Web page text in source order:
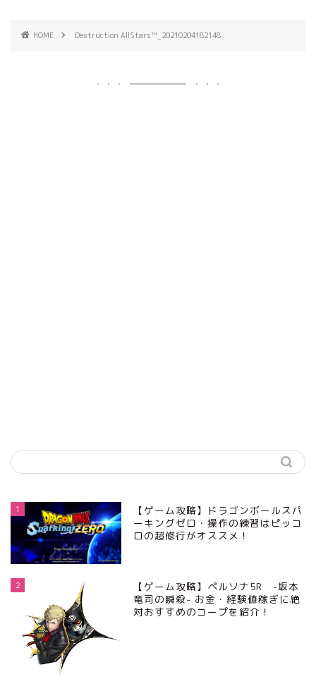
HOME Destruction AllStars™_20210204182148
1
【ゲーム攻略】ドラゴンボールスパ
ーキングゼロ・操作の練習はピッコ
ロの超修行がオススメ！
2
【ゲーム攻略】ペルソナ5R -坂本
竜司の瞬殺- お金・経験値稼ぎに絶
対おすすめのコープを紹介！